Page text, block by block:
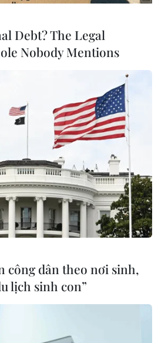
khỏe cá nhân điện tử
toàn diện sẽ giúp người bệnh
thông thường tại tuyến dưới,
diễn biến bệnh nặng giúp giảm
Debt? The Legal
Nobody Mentions
công dân theo nơi sinh,
lịch sinh con”